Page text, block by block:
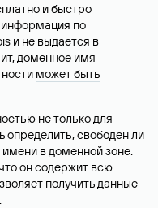
и быстро
информация по
и не выдается в
доменное имя
может быть
не только для
определить, свободен ли
в доменной зоне.
он содержит всю
получить данные